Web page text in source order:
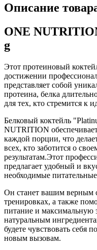
Описание
ONE
g
Этот протеиновый
достижении
представляет собой
протеина, белка
для тех, кто стремится к
Белковый коктейль
NUTRITION
каждой порции, что
всех, кто заботится о
результатам.Этот
предлагает удобный и
необходимые
Он станет вашим верным
тренировках, а также
питание и максимальную
натуральным
будете чувствовать себя
новым вызовам.